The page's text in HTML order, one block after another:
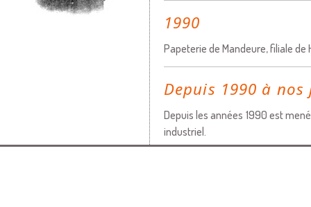
1990
Papeterie de Mandeure, filiale
Depuis 1990 à
Depuis les années 1990 est
industriel.